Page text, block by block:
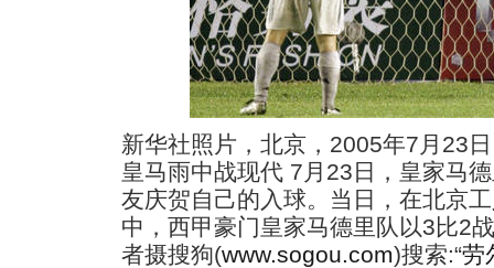
新华社照片，北京，2005年7月23
皇马雨中战现代 7月23日，皇家马
友庆贺自己的入球。当日，在北京
中，西甲豪门皇家马德里队以3比2
者摄搜狗(www.sogou.com)搜索:“劳